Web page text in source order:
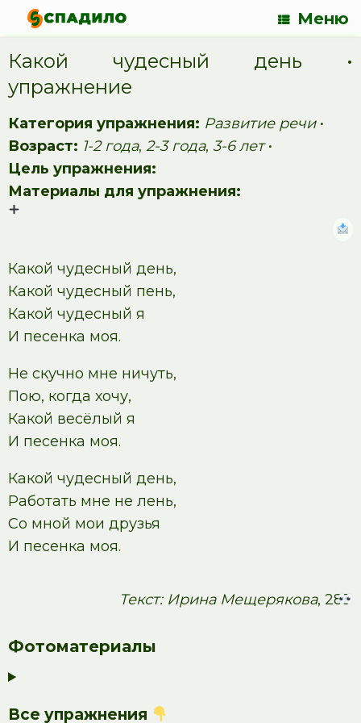
Меню
Какой чудесный день •
упражнение
Категория упражнения: Развитие речи•
Возраст: 1-2 года, 2-3 года, 3-6 лет•
Цель упражнения:
Материалы для упражнения:
Какой чудесный день,
Какой чудесный пень,
Какой чудесный я
И песенка моя.
Не скучно мне ничуть,
Пою, когда хочу,
Какой весёлый я
И песенка моя.
Какой чудесный день,
Работать мне не лень,
Со мной мои друзья
И песенка моя.
Текст: Ирина Мещерякова, 285
Фотоматериалы
Все упражнения